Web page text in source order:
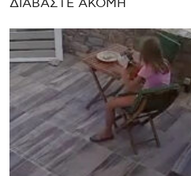
ΔΙΑΒΑΣΤΕ ΑΚΟΜΗ